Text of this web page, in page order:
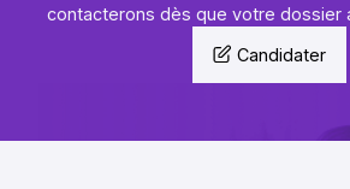
contacterons dès que votre dossier
Candidater